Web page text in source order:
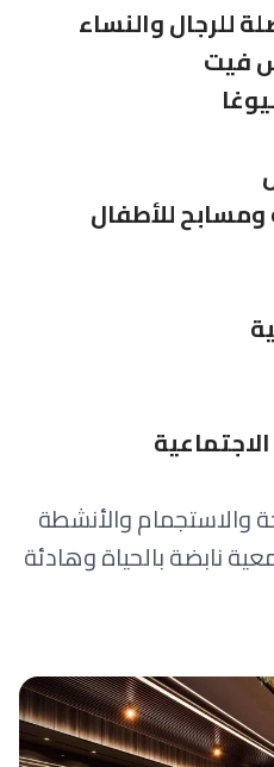
للرجال والنساء
فيت
للأطفال
والأنشطة
نابضة بالحياة وهادئة